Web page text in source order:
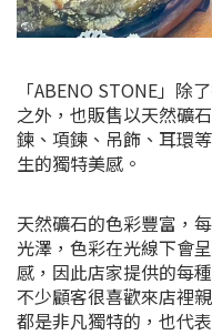
「ABENO STONE」除
之外，也販售以天然礦
鍊、項鍊、吊飾、耳環
生的獨特美感。
天然礦石的色彩豐富，
光澤，色彩在光線下會
感，因此店家提供的每
不少顧客很喜歡來店裡
都是非凡獨特的，也代